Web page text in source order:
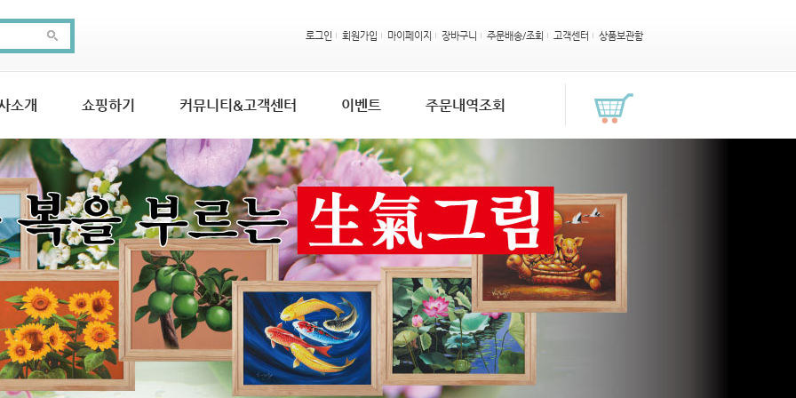
로그인 회원가입 마이페이지 장바구니 주문배송/조회 고객센터 상품보관함
소개 쇼핑하기 커뮤니티&고객센터 이벤트 주문내역조회